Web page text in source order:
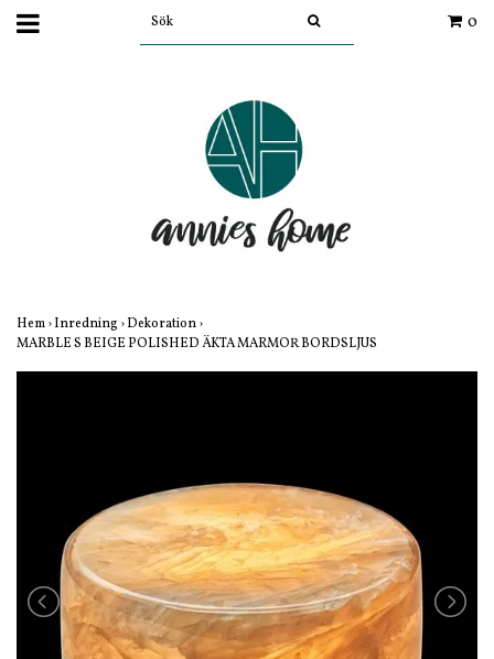
0
Hem›Inredning ›Dekoration›
MARBLE S BEIGE POLISHED ÄKTA MARMOR BORDSLJUS